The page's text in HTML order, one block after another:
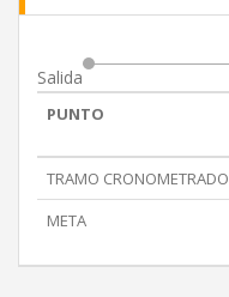
Salida
PUNTO
TRAMO CRONOMETRADO
META